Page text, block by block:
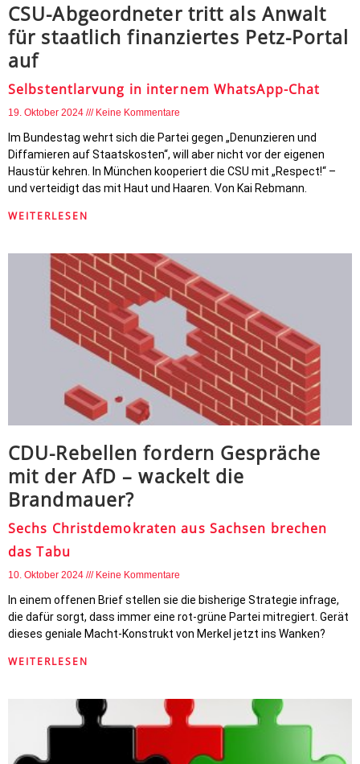
CSU-Abgeordneter tritt als Anwalt
für staatlich finanziertes Petz-Portal
auf
Selbstentlarvung in internem WhatsApp-Chat
19. Oktober 2024 Keine Kommentare
Im Bundestag wehrt sich die Partei gegen „Denunzieren und
Diffamieren auf Staatskosten“, will aber nicht vor der eigenen
Haustür kehren. In München kooperiert die CSU mit „Respect!“ –
und verteidigt das mit Haut und Haaren. Von Kai Rebmann.
WEITERLESEN
CDU-Rebellen fordern Gespräche
mit der AfD – wackelt die
Brandmauer?
Sechs Christdemokraten aus Sachsen brechen
das Tabu
10. Oktober 2024 Keine Kommentare
In einem offenen Brief stellen sie die bisherige Strategie infrage,
die dafür sorgt, dass immer eine rot-grüne Partei mitregiert. Gerät
dieses geniale Macht-Konstrukt von Merkel jetzt ins Wanken?
WEITERLESEN